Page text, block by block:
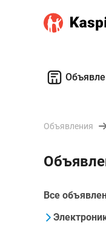
Объявления
Все